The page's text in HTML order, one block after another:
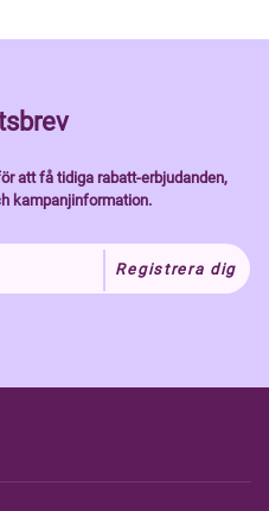
att få tidiga rabatt-erbjudanden,
kampanjinformation.
Registrera dig